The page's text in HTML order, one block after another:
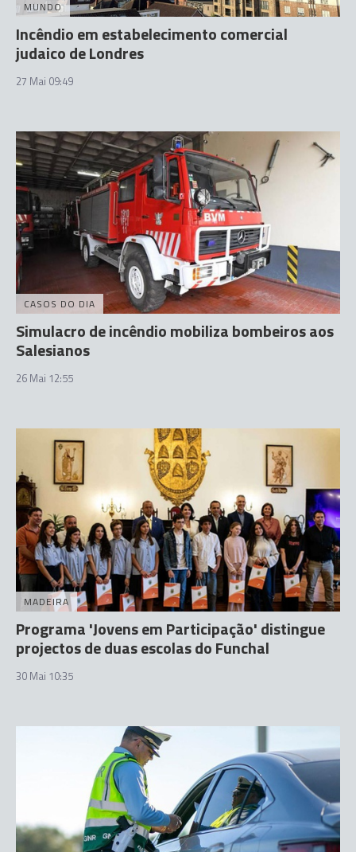
MUNDO
Incêndio em estabelecimento comercial
judaico de Londres
27 Mai 09:49
CASOS DO DIA
Simulacro de incêndio mobiliza bombeiros aos
Salesianos
26 Mai 12:55
MADEIRA
Programa 'Jovens em Participação' distingue
projectos de duas escolas do Funchal
30 Mai 10:35